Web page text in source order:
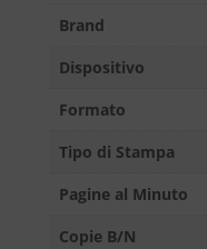
Brand
Dispositivo
Formato
Tipo di Stampa
Pagine al Minuto
Copie B/N